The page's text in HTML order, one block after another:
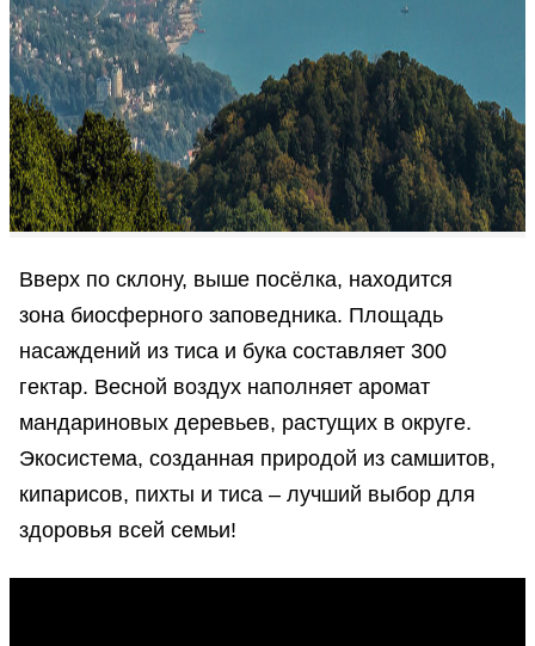
Вверх по склону, выше посёлка, находится
зона биосферного заповедника. Площадь
насаждений из тиса и бука составляет 300
гектар. Весной воздух наполняет аромат
мандариновых деревьев, растущих в округе.
Экосистема, созданная природой из самшитов,
кипарисов, пихты и тиса – лучший выбор для
здоровья всей семьи!